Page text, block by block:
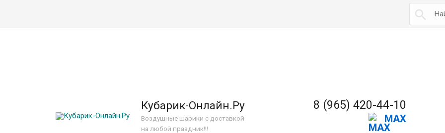

Кубарик-Онлайн.Ру
Воздушные шарики с доставкой
на любой праздник!!!
8 (965) 420-44-10
MAX